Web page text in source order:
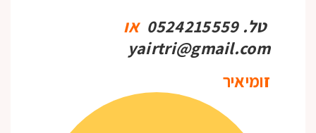
טל. 0524215559
או
yairtri@gmail.com
זומיאיר